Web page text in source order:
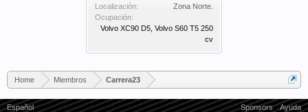
Localización:
Zona Norte.
Ocupación:
Volvo XC90 D5, Volvo S60 T5 250
cv
Home Miembros Carrera23
Español Sponsors Ayuda